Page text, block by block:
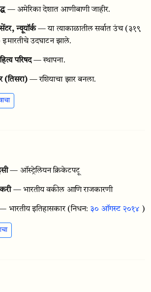
— अमेरिका देशात आणीबाणी जाहीर.
न्यूयॉर्क — या त्याकाळातील सर्वात उंच (३१९
उदघाटन झाले.
परिषद — स्थापना.
(तिसरा) — रशियाचा झार बनला.
— ऑस्ट्रेलियन क्रिकेटपटू
— भारतीय वकील आणि राजकारणी
भारतीय इतिहासकार (निधन: ३० ऑगस्ट २०१४ )